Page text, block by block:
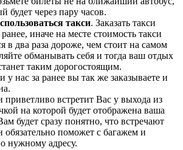
будет через пару часов.
такси. Заказать такси
иначе на месте стоимость такси
в два раза дороже, чем стоит на самом
обманывать себя и тогда ваш отдых
таким дорогостоящим.
у нас за ранее вы так же заказываете и
приветливо встретит Вас у выхода из
на которой будет отображена ваша
будет сразу понятно, что встречают
поможет с багажем и
нужному адресу.